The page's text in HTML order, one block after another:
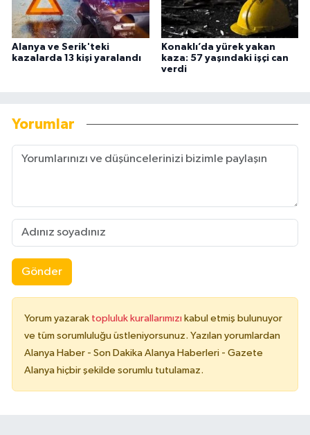
Alanya ve Serik'teki
kazalarda 13 kişi yaralandı
Konaklı’da yürek yakan
kaza: 57 yaşındaki işçi can
verdi
Yorumlar
Gönder
Yorum yazarak topluluk kurallarımızı kabul etmiş bulunuyor
ve tüm sorumluluğu üstleniyorsunuz. Yazılan yorumlardan
Alanya Haber - Son Dakika Alanya Haberleri - Gazete
Alanya hiçbir şekilde sorumlu tutulamaz.